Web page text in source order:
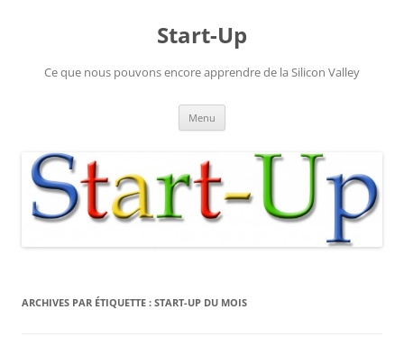
Start-Up
Ce que nous pouvons encore apprendre de la Silicon Valley
Menu
ARCHIVES PAR ÉTIQUETTE : START-UP DU MOIS